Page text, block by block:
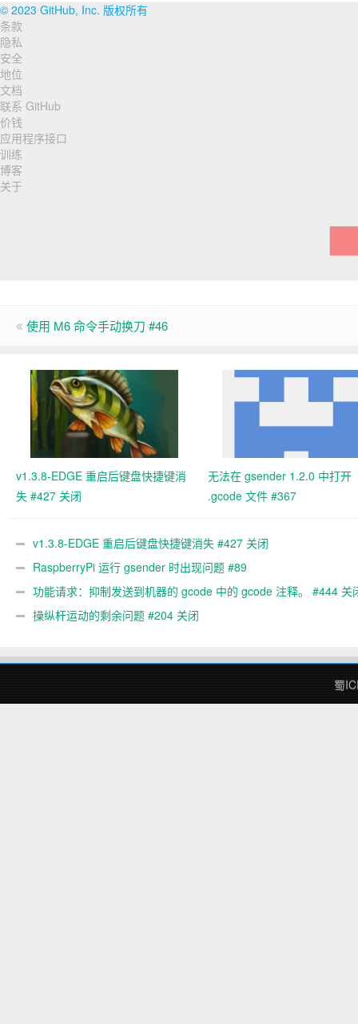
© 2023 GitHub, Inc. 版权所有
页
脚
导
航
条款
隐私
安全
地位
文档
联系 GitHub
价钱
应用程序接口
训练
博客
关于
使用 M6 命令手动换刀 #46
v1.3.8-EDGE 重启后键盘快捷键消
失 #427 关闭
无法在 gsender 1.2.0 中打开
.gcode 文件 #367
v1.3.8-EDGE 重启后键盘快捷键消失 #427 关闭
RaspberryPi 运行 gsender 时出现问题 #89
功能请求：抑制发送到机器的 gcode 中的 gcode 注释。 #444 关
操纵杆运动的剩余问题 #204 关闭
蜀